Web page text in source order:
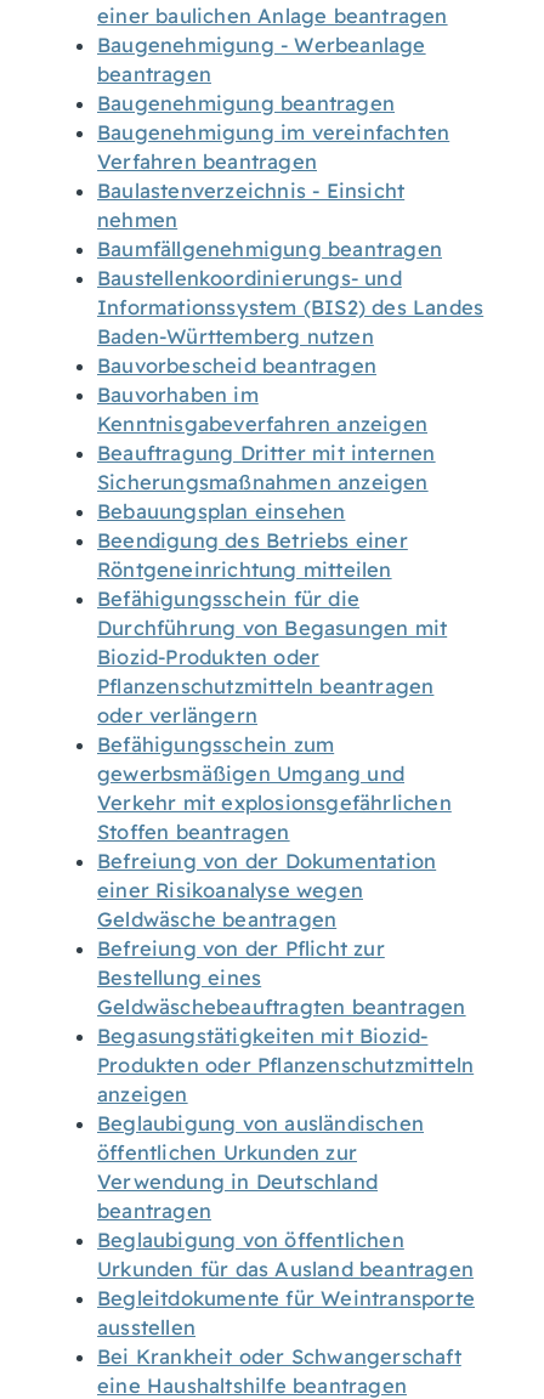
einer baulichen Anlage beantragen
Baugenehmigung - Werbeanlage
beantragen
Baugenehmigung beantragen
Baugenehmigung im vereinfachten
Verfahren beantragen
Baulastenverzeichnis - Einsicht
nehmen
Baumfällgenehmigung beantragen
Baustellenkoordinierungs- und
Informationssystem (BIS2) des Landes
Baden-Württemberg nutzen
Bauvorbescheid beantragen
Bauvorhaben im
Kenntnisgabeverfahren anzeigen
Beauftragung Dritter mit internen
Sicherungsmaßnahmen anzeigen
Bebauungsplan einsehen
Beendigung des Betriebs einer
Röntgeneinrichtung mitteilen
Befähigungsschein für die
Durchführung von Begasungen mit
Biozid-Produkten oder
Pflanzenschutzmitteln beantragen
oder verlängern
Befähigungsschein zum
gewerbsmäßigen Umgang und
Verkehr mit explosionsgefährlichen
Stoffen beantragen
Befreiung von der Dokumentation
einer Risikoanalyse wegen
Geldwäsche beantragen
Befreiung von der Pflicht zur
Bestellung eines
Geldwäschebeauftragten beantragen
Begasungstätigkeiten mit Biozid-
Produkten oder Pflanzenschutzmitteln
anzeigen
Beglaubigung von ausländischen
öffentlichen Urkunden zur
Verwendung in Deutschland
beantragen
Beglaubigung von öffentlichen
Urkunden für das Ausland beantragen
Begleitdokumente für Weintransporte
ausstellen
Bei Krankheit oder Schwangerschaft
eine Haushaltshilfe beantragen